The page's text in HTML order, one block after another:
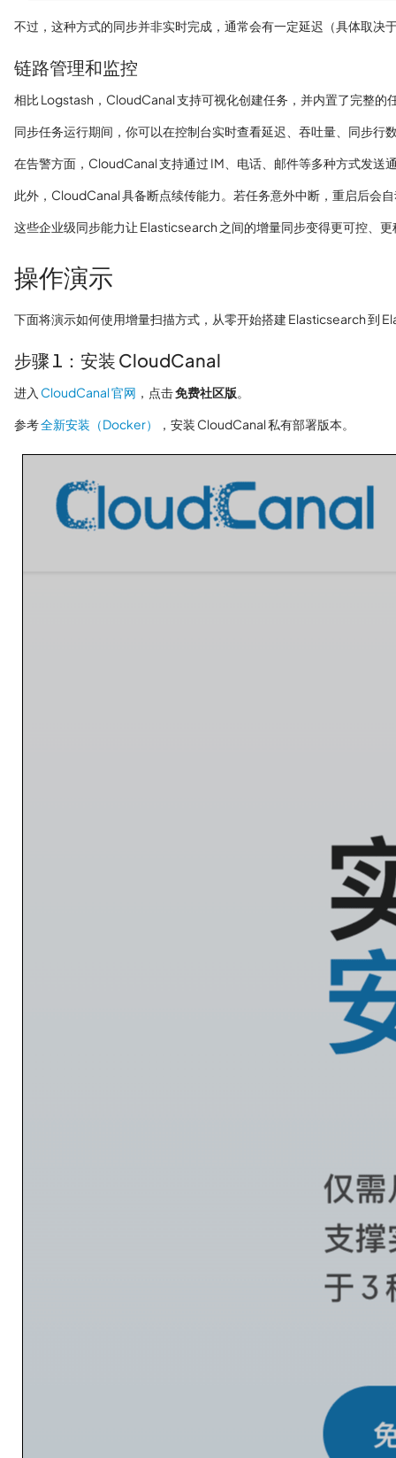
不过，这种方式的同步并非实时完成，通常会有一定延迟（具体取决
链路管理和监控
相比 Logstash，CloudCanal 支持可视化创建任务，并内置了完整
同步任务运行期间，你可以在控制台实时查看延迟、吞吐量、同步
在告警方面，CloudCanal 支持通过 IM、电话、邮件等多种方式发
此外，CloudCanal 具备断点续传能力。若任务意外中断，重启后会
这些企业级同步能力让 Elasticsearch 之间的增量同步变得更可控、更
操作演示
下面将演示如何使用增量扫描方式，从零开始搭建 Elasticsearch 到
步骤 1：安装 CloudCanal
进入 CloudCanal 官网 ，点击免费社区版。
参考全新安装（Docker） ，安装 CloudCanal 私有部署版本。